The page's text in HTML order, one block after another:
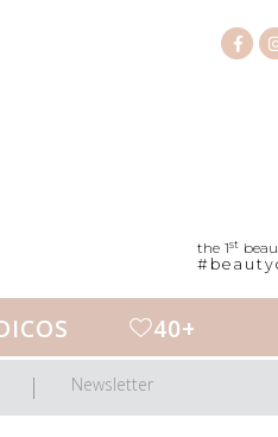
the 1st
40+
Newsletter